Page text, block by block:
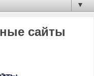
▼
сайты